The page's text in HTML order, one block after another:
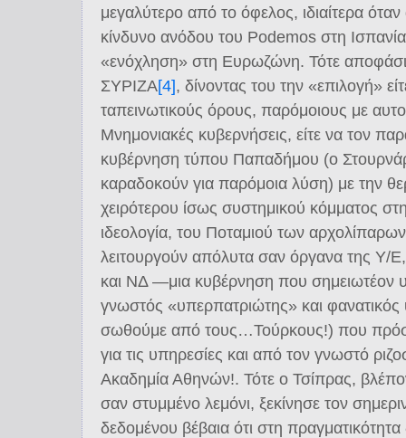
μεγαλύτερο από το όφελος, ιδιαίτερα όταν
κίνδυνο ανόδου του Pοdemos στη
«ενόχληση» στη Ευρωζώνη. Τότε
ΣΥΡΙΖΑ[4], δίνοντας του την «επιλογή»
ταπεινωτικούς όρους, παρόμοιους με
Μνημονιακές κυβερνήσεις, είτε να τον
κυβέρνηση τύπου Παπαδήμου (ο
καραδοκούν για παρόμοια λύση) με την
χειρότερου ίσως συστημικού κόμματος
ιδεολογία, του Ποταμιού των
λειτουργούν απόλυτα σαν όργανα της
και ΝΔ ―μια κυβέρνηση που σημειωτέον
γνωστός «υπερπατριώτης» και
σωθούμε από τους…Τούρκους!) που
για τις υπηρεσίες και από τον γνωστό
Ακαδημία Αθηνών!. Τότε ο Τσίπρας,
σαν στυμμένο λεμόνι, ξεκίνησε τον
δεδομένου βέβαια ότι στη πραγματικότητα